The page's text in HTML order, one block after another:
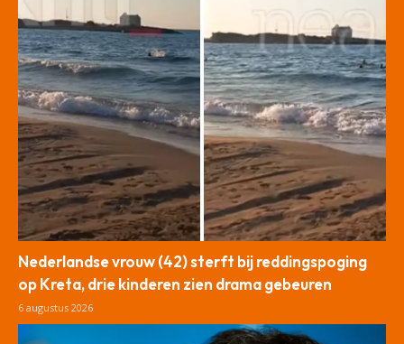
Nederlandse vrouw (42) sterft bij reddingspoging
op Kreta, drie kinderen zien drama gebeuren
6 augustus 2026